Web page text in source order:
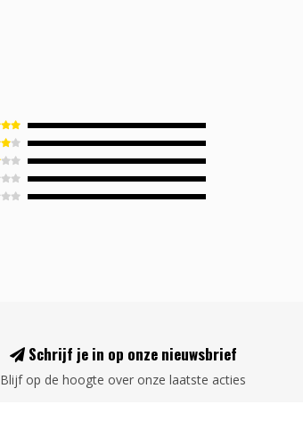
Schrijf je in op onze nieuwsbrief
Blijf op de hoogte over onze laatste acties